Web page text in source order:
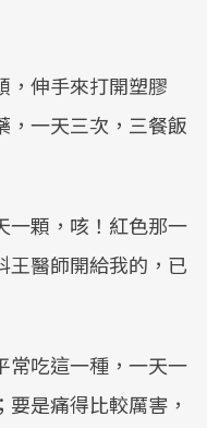
，伸手來打開塑膠
，一天三次，三餐飯
一顆，咳！紅色那一
王醫師開給我的，已
常吃這一種，一天一
是痛得比較厲害，